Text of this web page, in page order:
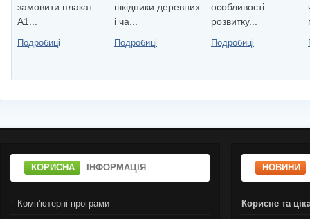
замовити плакат
А1...
Подробиці
шкiдники деревних
i ча...
Подробиці
особливостi
розвитку...
Подробиці
КОРИСНА ІНФОРМАЦІЯ
Комп'ютерні програми
НОВИНИ
Корисне та